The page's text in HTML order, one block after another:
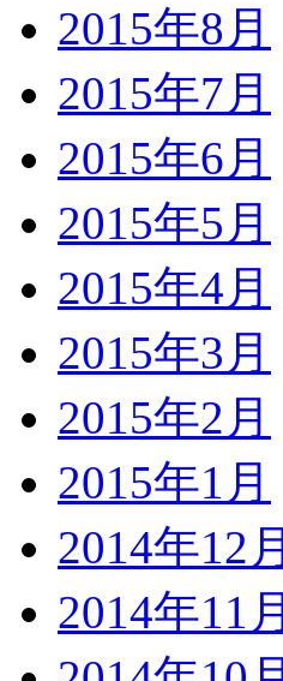
2015年8月
2015年7月
2015年6月
2015年5月
2015年4月
2015年3月
2015年2月
2015年1月
2014年12月
2014年11月